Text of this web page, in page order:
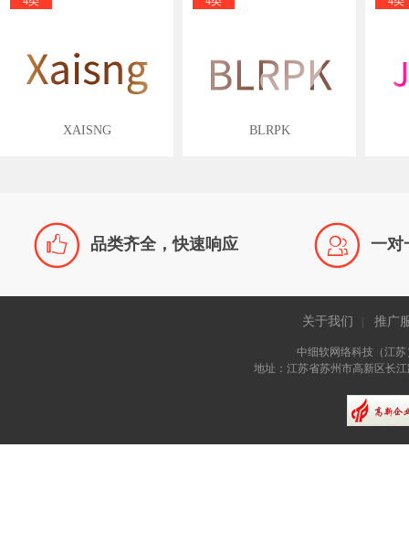
XAISNG BLRPK
 品类齐全，快速响应  一对
关于我们 推广
中细软网络科技（江
地址：江苏省苏州市高新区长